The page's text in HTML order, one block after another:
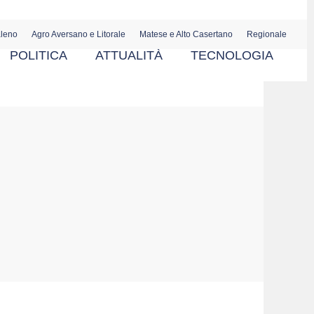
Agro Aversano e Litorale Matese e Alto Casertano Regionale
POLITICA ATTUALITÀ TECNOLOGIA